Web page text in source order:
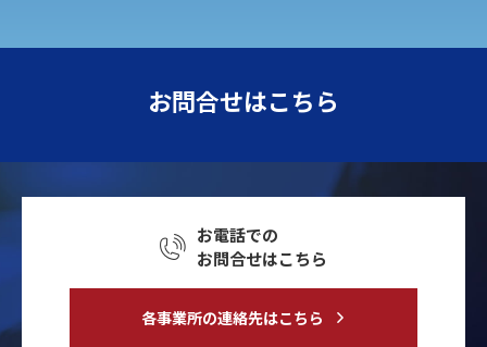
お問合せはこちら
お電話での
お問合せはこちら
各事業所の連絡先はこちら